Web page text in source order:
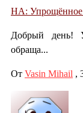
НА: Упрощённое
Добрый день!
обраща...
От Vasin Mihail ,